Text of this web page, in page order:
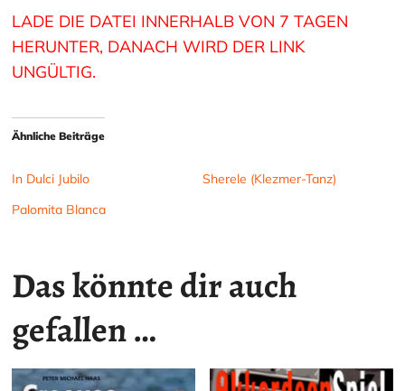
LADE DIE DATEI INNERHALB VON 7 TAGEN
HERUNTER, DANACH WIRD DER LINK
UNGÜLTIG.
Ähnliche Beiträge
In Dulci Jubilo
Sherele (Klezmer-Tanz)
Palomita Blanca
Das könnte dir auch
gefallen …